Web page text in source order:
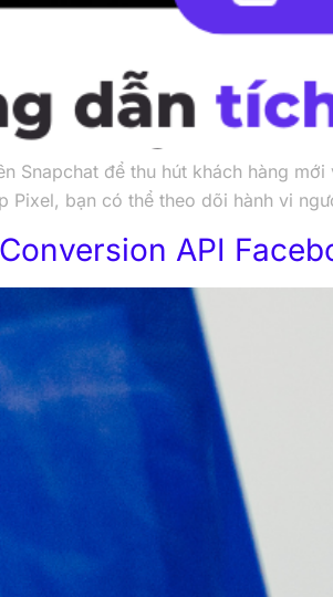
Snapchat để thu hút khách hàng
Pixel, bạn có thể theo dõi hành vi
API